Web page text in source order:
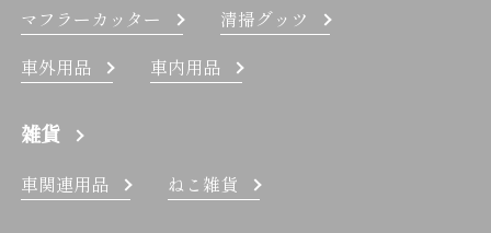
マフラーカッター
清掃グッツ
車外用品
車内用品
雑貨
車関連用品 ねこ雑貨